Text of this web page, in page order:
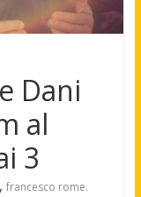
Dani
al
3
, francesco rome.